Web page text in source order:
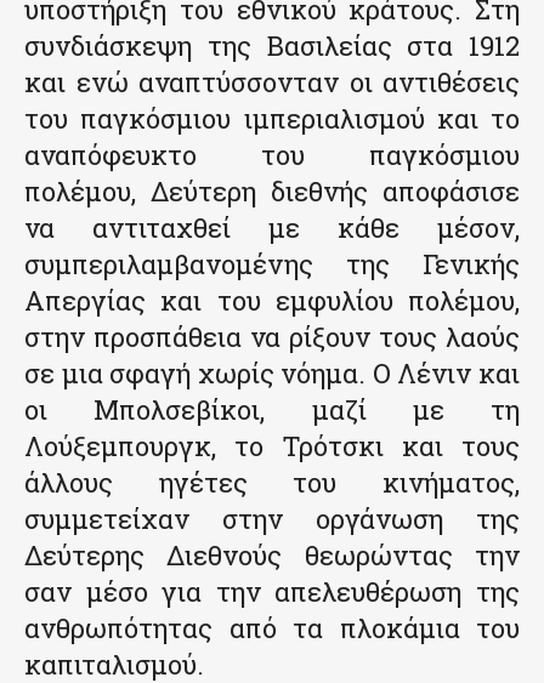
υποστήριξη του εθνικού κράτους. Στη
συνδιάσκεψη της Βασιλείας στα 1912
και ενώ αναπτύσσονταν οι αντιθέσεις
του παγκόσμιου ιμπεριαλισμού και το
αναπόφευκτο του παγκόσμιου
πολέμου, Δεύτερη διεθνής αποφάσισε
να αντιταχθεί με κάθε μέσον,
συμπεριλαμβανομένης της Γενικής
Απεργίας και του εμφυλίου πολέμου,
στην προσπάθεια να ρίξουν τους λαούς
σε μια σφαγή χωρίς νόημα. Ο Λένιν και
οι Μπολσεβίκοι, μαζί με τη
Λούξεμπουργκ, το Τρότσκι και τους
άλλους ηγέτες του κινήματος,
συμμετείχαν στην οργάνωση της
Δεύτερης Διεθνούς θεωρώντας την
σαν μέσο για την απελευθέρωση της
ανθρωπότητας από τα πλοκάμια του
καπιταλισμού.